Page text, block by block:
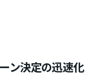
ン決定の迅速化